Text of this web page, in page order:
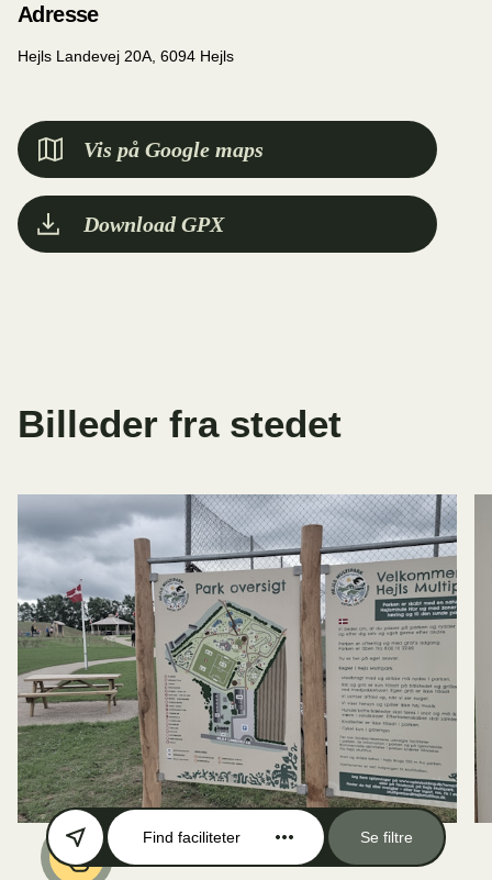
Adresse
Hejls Landevej 20A, 6094 Hejls
Vis på Google maps
Download GPX
Billeder fra stedet
Find faciliteter Se filtre